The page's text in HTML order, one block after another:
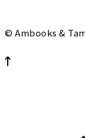
© Ambooks &